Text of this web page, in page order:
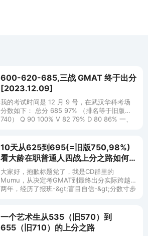
600-620-685,三战 GMAT 终于出分
[2023.12.09]
我的考试时间是 12 月 9 号，在武汉华科考场
分数如下： 总分 685 97% （排名等于旧版
740） Q 90 100% V 82 79% D 80 86% 一、
10天从625到695(=旧版750,98%)
看大龄在职普通人四战上分之路如何
进行各科突破～
大家好，抱歉标题党了，我是CD群里的
Mumu，从决定考GMAT到最终出分实际跨越
两年，经历了报班-&gt;盲目自信-&gt;分数寸步
一个艺术生从535（旧570）到
655（旧710）的上分之路